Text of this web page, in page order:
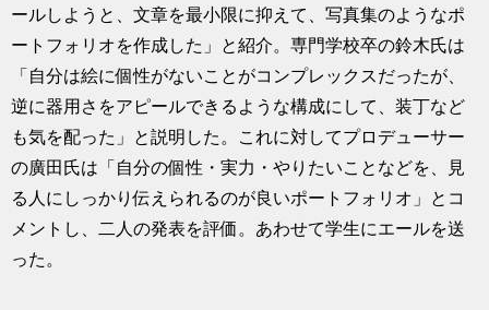
ールしようと、文章を最小限に抑えて、写真集のようなポ
ートフォリオを作成した」と紹介。専門学校卒の鈴木氏は
「自分は絵に個性がないことがコンプレックスだったが、
逆に器用さをアピールできるような構成にして、装丁など
も気を配った」と説明した。これに対してプロデューサー
の廣田氏は「自分の個性・実力・やりたいことなどを、見
る人にしっかり伝えられるのが良いポートフォリオ」とコ
メントし、二人の発表を評価。あわせて学生にエールを送
った。